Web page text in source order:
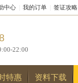
中心 我的订单 签证攻略
22:00
特惠 资料下载